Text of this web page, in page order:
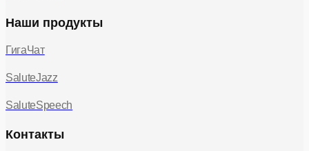
Наши продукты
ГигаЧат
SaluteJazz
SaluteSpeech
Контакты